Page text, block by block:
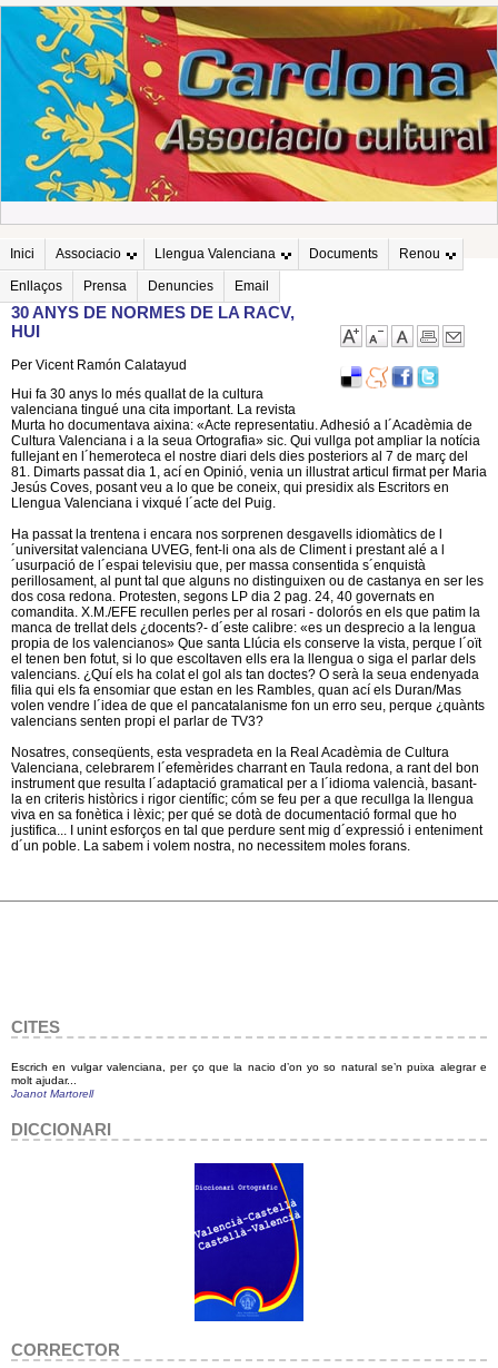
Inici Associacio Llengua Valenciana Documents Renou
Enllaços Prensa Denuncies Email
30 ANYS DE NORMES DE LA RACV,
HUI
Per Vicent Ramón Calatayud
Hui fa 30 anys lo més quallat de la cultura
valenciana tingué una cita important. La revista
Murta ho documentava aixina: «Acte representatiu. Adhesió a l´Acadèmia de
Cultura Valenciana i a la seua Ortografia» sic. Qui vullga pot ampliar la notícia
fullejant en l´hemeroteca el nostre diari dels dies posteriors al 7 de març del
81. Dimarts passat dia 1, ací en Opinió, venia un illustrat articul firmat per Maria
Jesús Coves, posant veu a lo que be coneix, qui presidix als Escritors en
Llengua Valenciana i vixqué l´acte del Puig.
Ha passat la trentena i encara nos sorprenen desgavells idiomàtics de l
´universitat valenciana UVEG, fent-li ona als de Climent i prestant alé a l
´usurpació de l´espai televisiu que, per massa consentida s´enquistà
perillosament, al punt tal que alguns no distinguixen ou de castanya en ser les
dos cosa redona. Protesten, segons LP dia 2 pag. 24, 40 governats en
comandita. X.M./EFE recullen perles per al rosari - dolorós en els que patim la
manca de trellat dels ¿docents?- d´este calibre: «es un desprecio a la lengua
propia de los valencianos» Que santa Llúcia els conserve la vista, perque l´oït
el tenen ben fotut, si lo que escoltaven ells era la llengua o siga el parlar dels
valencians. ¿Quí els ha colat el gol als tan doctes? O serà la seua endenyada
filia qui els fa ensomiar que estan en les Rambles, quan ací els Duran/Mas
volen vendre l´idea de que el pancatalanisme fon un erro seu, perque ¿quànts
valencians senten propi el parlar de TV3?
Nosatres, conseqüents, esta vespradeta en la Real Acadèmia de Cultura
Valenciana, celebrarem l´efemèrides charrant en Taula redona, a rant del bon
instrument que resulta l´adaptació gramatical per a l´idioma valencià, basant-
la en criteris històrics i rigor científic; cóm se feu per a que recullga la llengua
viva en sa fonètica i lèxic; per qué se dotà de documentació formal que ho
justifica... I unint esforços en tal que perdure sent mig d´expressió i enteniment
d´un poble. La sabem i volem nostra, no necessitem moles forans.
CITES
Escrich en vulgar valenciana, per ço que la nacio d’on yo so natural se’n puixa alegrar e
molt ajudar...
Joanot Martorell
DICCIONARI
CORRECTOR